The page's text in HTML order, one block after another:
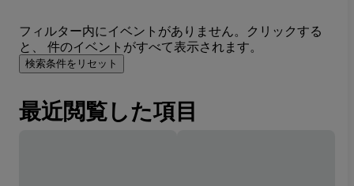
フィルター内にイベントがありません。クリックする
と、 件のイベントがすべて表示されます。
検索条件をリセット
最近閲覧した項目